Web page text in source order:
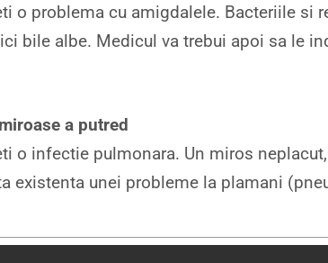
o problema cu amigdalele. Bacteriile si
bile albe. Medicul va trebui apoi sa le
a putred
o infectie pulmonara. Un miros
existenta unei probleme la plamani